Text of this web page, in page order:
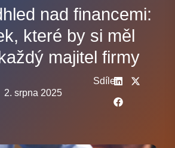
nad financemi:
které by si měl
majitel firmy
2. srpna 2025
Sdílet